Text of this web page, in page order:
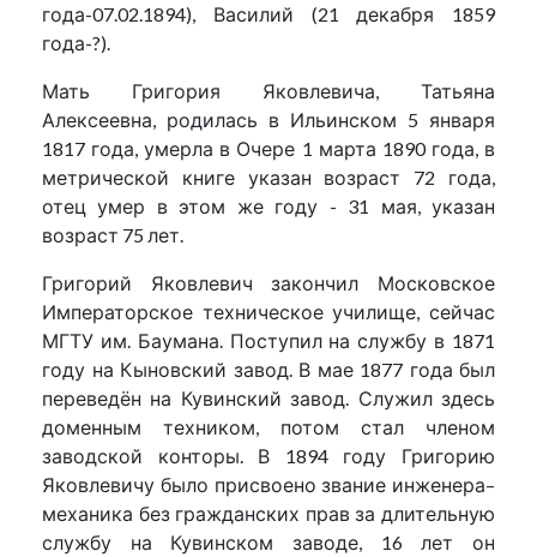
года-07.02.1894), Василий (21 декабря 1859
года-?).
Мать Григория Яковлевича, Татьяна
Алексеевна, родилась в Ильинском 5 января
1817 года, умерла в Очере 1 марта 1890 года, в
метрической книге указан возраст 72 года,
отец умер в этом же году - 31 мая, указан
возраст 75 лет.
Григорий Яковлевич закончил Московское
Императорское техническое училище, сейчас
МГТУ им. Баумана. Поступил на службу в 1871
году на Кыновский завод. В мае 1877 года был
переведён на Кувинский завод. Служил здесь
доменным техником, потом стал членом
заводской конторы. В 1894 году Григорию
Яковлевичу было присвоено звание инженера–
механика без гражданских прав за длительную
службу на Кувинском заводе, 16 лет он